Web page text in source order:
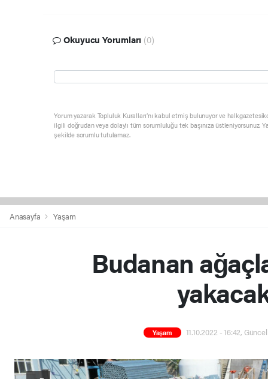
Okuyucu Yorumları (0)
Yorum yazarak Topluluk Kuralları’nı kabul etmiş bulunuyor ve
ilgili doğrudan veya dolaylı tüm sorumluluğu tek başınıza üstleniyorsunuz.
şekilde sorumlu tutulamaz.
Anasayfa Yaşam
Budanan
Yaşam 11.10.2022 - 16:42,